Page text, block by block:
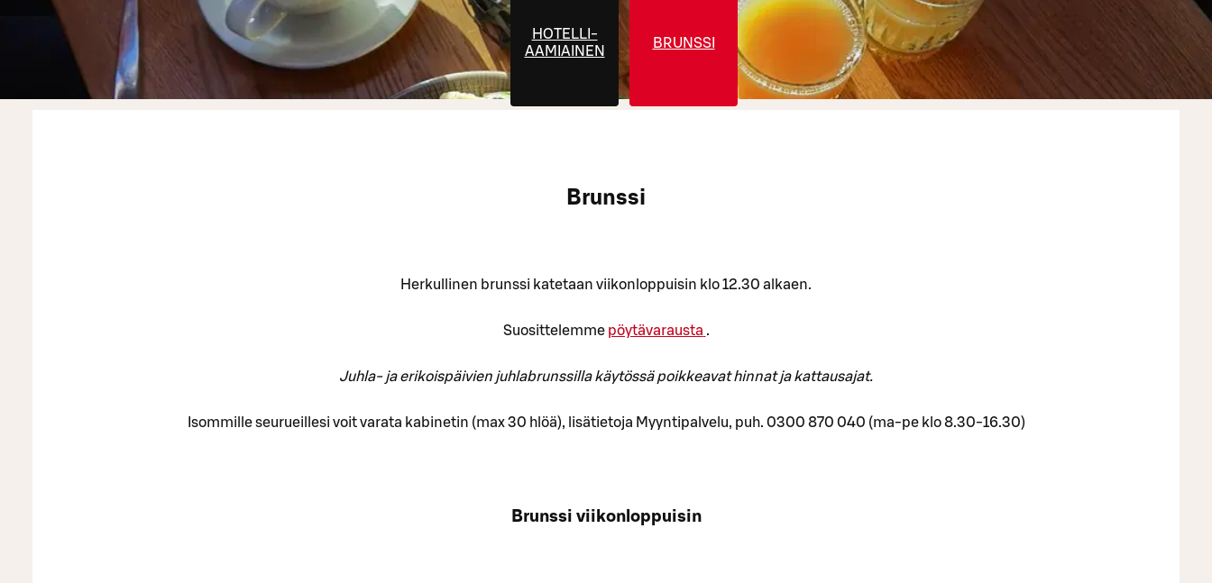
HOTELLI-
AAMIAINEN
BRUNSSI
Brunssi
Herkullinen brunssi katetaan viikonloppuisin klo 12.30 alkaen.
Suosittelemme pöytävarausta .
Juhla- ja erikoispäivien juhlabrunssilla käytössä poikkeavat hinnat ja kattausajat.
Isommille seurueillesi voit varata kabinetin (max 30 hlöä), lisätietoja Myyntipalvelu, puh. 0300 870 040 (ma-pe klo 8.30-16.30)
Brunssi viikonloppuisin